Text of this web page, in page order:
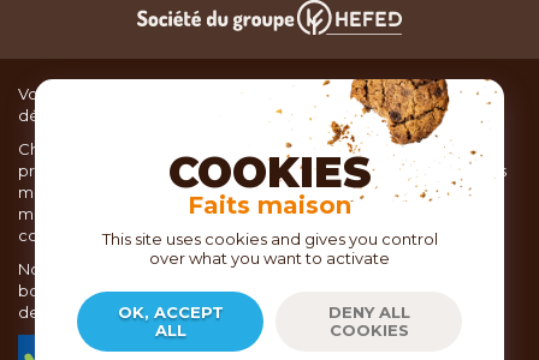
Vous recherchez du matériel de cuisine pour concocter de
délicieux plats ou des pâtisseries dignes d’un grand chef ?
Chez TOC, boutique d’ustensiles de cuisine, nous vous
proposons une large sélection de produits issus des meilleures
marques de matériel de cuisine: Ustensiles de pâtisserie,
matériel de cuisson, service de table, ustensiles de cuisine,
coutellerie, set picnic.
Nous vous réservons un accueil chaleureux au sein de nos 21
boutiques, mais vous trouverez également tout votre matériel
de cuisine en ligne sur notre site internet toc.fr
COOKIES
Faits maison
This site uses cookies and gives you control
over what you want to activate
OK, ACCEPT
ALL
DENY ALL
COOKIES